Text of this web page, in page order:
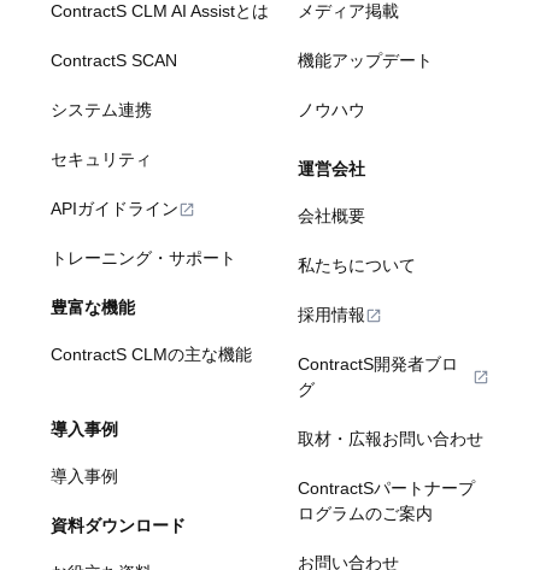
ContractS CLM AI Assistとは
ContractS SCAN
システム連携
セキュリティ
APIガイドライン
トレーニング・サポート
豊富な機能
ContractS CLMの主な機能
導入事例
導入事例
資料ダウンロード
メディア掲載
機能アップデート
ノウハウ
運営会社
会社概要
私たちについて
採用情報
ContractS開発者ブロ
グ
取材・広報お問い合わせ
ContractSパートナープ
ログラムのご案内
お問い合わせ